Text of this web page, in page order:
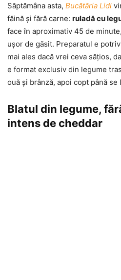
Săptămâna asta, Bucătăria Lidl
făină și fără carne: ruladă cu
face în aproximativ 45 de
ușor de găsit. Preparatul e
mai ales dacă vrei ceva sățios,
e format exclusiv din legume
ouă și brânză, apoi copt până
Blatul din legume,
intens de cheddar